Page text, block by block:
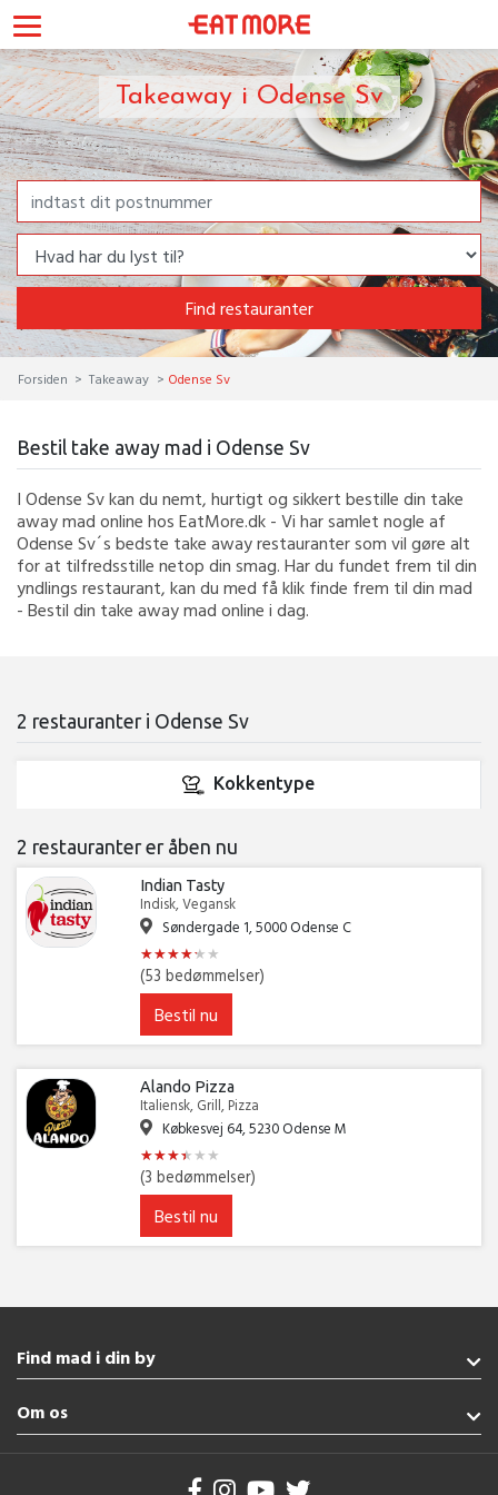
Takeaway i Odense Sv
Find restauranter
Forsiden Takeaway Odense Sv
Bestil take away mad i Odense Sv
I Odense Sv kan du nemt, hurtigt og sikkert bestille din take
away mad online hos EatMore.dk - Vi har samlet nogle af
Odense Sv´s bedste take away restauranter som vil gøre alt
for at tilfredsstille netop din smag. Har du fundet frem til din
yndlings restaurant, kan du med få klik finde frem til din mad
- Bestil din take away mad online i dag.
2 restauranter i Odense Sv
Kokkentype
2 restauranter er åben nu
Indian Tasty
Indisk, Vegansk
Søndergade 1, 5000 Odense C
★★★★★★
★★★★★★
(53 bedømmelser)
Bestil nu
Alando Pizza
Italiensk, Grill, Pizza
Købkesvej 64, 5230 Odense M
★★★★★★
★★★★★★
(3 bedømmelser)
Bestil nu
Find mad i din by
Fredericia
Gråsten
Augustenborg
Om os
Handelsbetingelser